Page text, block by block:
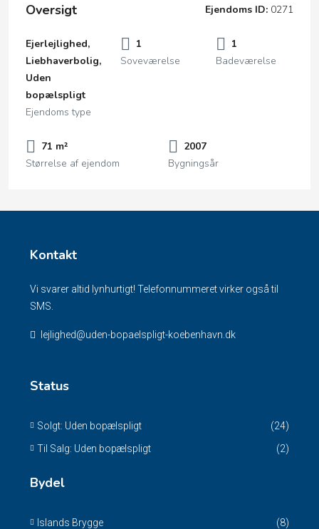
Oversigt Ejendoms ID: 0271
Ejerlejlighed,
Liebhaverbolig,
Uden
bopælspligt
Ejendoms type
1
Soveværelse
1
Badeværelse
71 m²
Størrelse af ejendom
2007
Bygningsår
Kontakt
Vi svarer altid lynhurtigt! Telefonnummeret virker også til
SMS.
lejlighed@uden-bopaelspligt-koebenhavn.dk
Status
Solgt: Uden bopælspligt
(24)
Til Salg: Uden bopælspligt
(2)
Bydel
Islands Brygge
(8)